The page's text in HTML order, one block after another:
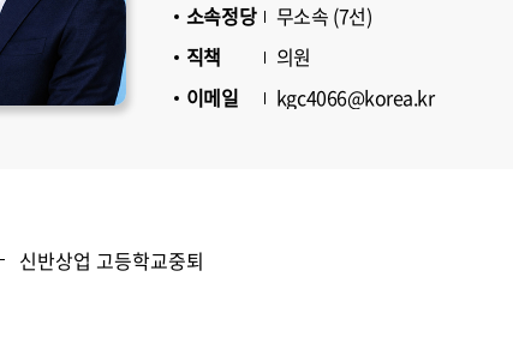
소속정당 무소속 (7선)
직책
의원
이메일
kgc4066@korea.kr
신반상업 고등학교중퇴